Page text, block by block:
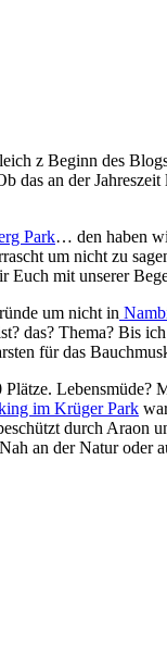
z Beginn des
das an der Jahreszeit
Park… den haben
um nicht zu
Euch mit unserer
um nicht in
das? Thema? Bis
für das
Lebensmüde?
im Krüger Park
durch Araon
an der Natur oder